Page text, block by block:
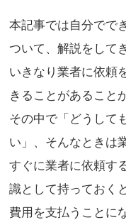
本記事では自分でで
ついて、解説をして
いきなり業者に依頼
きることがあること
その中で「どうして
い」、そんなときは
すぐに業者に依頼す
識として持っておく
費用を支払うことに